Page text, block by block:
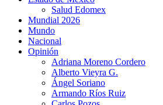
Salud Edomex
Mundial 2026
Mundo
Nacional
Opinión
Adriana Moreno Cordero
Alberto Vieyra G.
Ángel Soriano
Armando Ríos Ruiz